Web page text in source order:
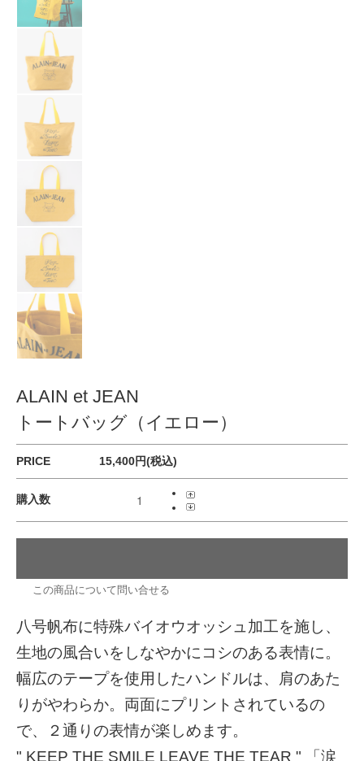
ALAIN et JEAN
トートバッグ（イエロー）
PRICE 15,400円(税込)
購入数
この商品について問い合せる
八号帆布に特殊バイオウオッシュ加工を施し、
生地の風合いをしなやかにコシのある表情に。
幅広のテープを使用したハンドルは、肩のあた
りがやわらか。両面にプリントされているの
で、２通りの表情が楽しめます。
" KEEP THE SMILE LEAVE THE TEAR " 「涙